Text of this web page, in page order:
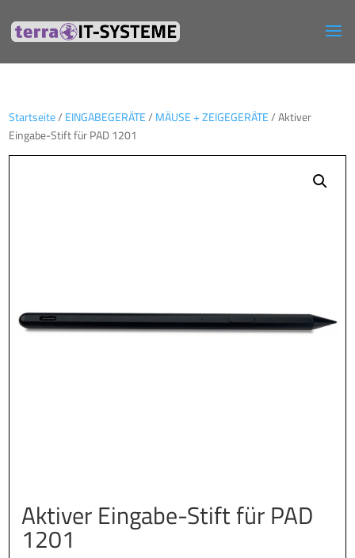
Startseite/ EINGABEGERÄTE/ MÄUSE + ZEIGEGERÄTE/ Aktiver
Eingabe-Stift für PAD 1201
Aktiver Eingabe-Stift für PAD
1201